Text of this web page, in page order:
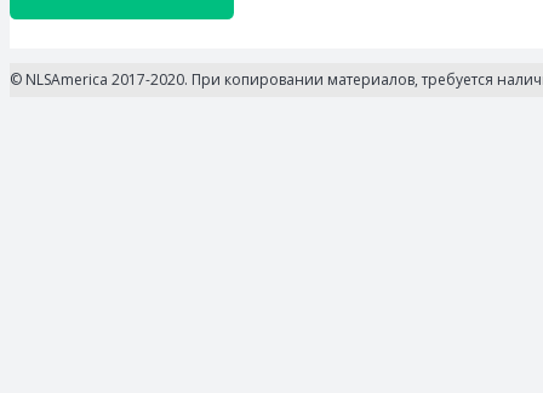
© NLSAmerica 2017-2020. При копировании материалов, требуется